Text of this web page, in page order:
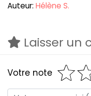
Auteur: Hélène S.
Laisser un
Votre note